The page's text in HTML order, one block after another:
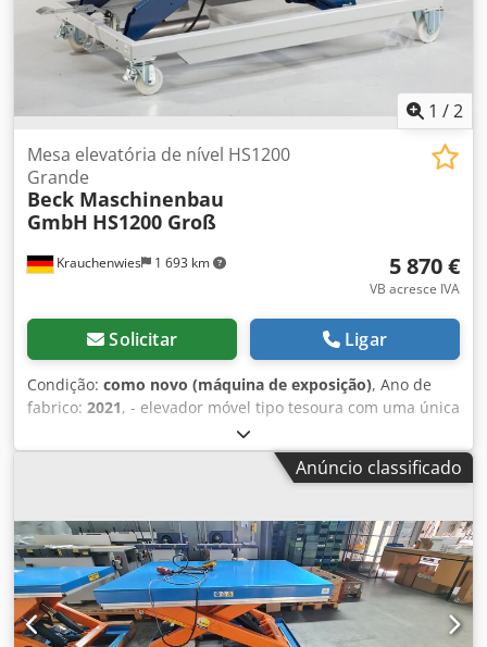
1 /2
Krauchenwies 1 693 km
Mesa elevatória de nível HS1200
Grande
Beck Maschinenbau
GmbH HS1200 Groß
5 870 €
VB acresce IVA
Solicitar Ligar
Condição: como novo (máquina de exposição), Ano de
fabrico: 2021, - elevador móvel tipo tesoura com uma única
tesoura - com chapa metálica lisa SEM barra de empurrar -
O curso para cima/para baixo é acionado por uma bomba
hidráulica de pé - Capacidade de carga: 1200 kg - altura de
máxima: 1150 mm - Tamanho da plataforma: 2000 mm x
1000 mm - Peso próprio: 420 kg - 2 rodízios giratórios com
freio, 2 rodízios fixos sem freio - Roda-Ø: 150 mm -
Revestimento em pó da estrutura de base e da estrutura
da plataforma cinza claro RAL 7035, tesoura em azul
violeta RAL 5000 Dkodpfx Afsfnnaysvjr
Anúncio classificado